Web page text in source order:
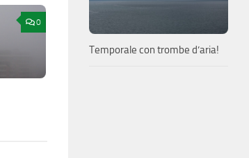
0
Temporale con trombe d’aria!